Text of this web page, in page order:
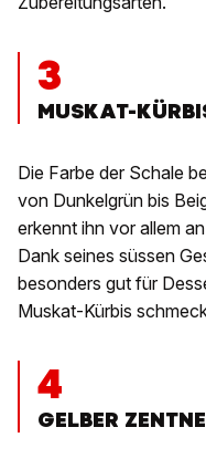
3
MUSKAT-
Die Farbe der Schale
von Dunkelgrün bis
erkennt ihn vor allem
Dank seines süssen
besonders gut für
Muskat-Kürbis
4
GELBER